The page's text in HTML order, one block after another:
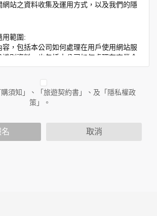
網站之資料收集及運用方式，以及我們的隱
用範圍:
容，包括本公司如何處理在用戶使用網站服
別資料，也包括本公司如何處理在商業合
分享的任何身份識別資料。隱私權保護政策
公司旗下網站上的廣告廠商連結，這些置
蒐集您個人的資料。對於您主動提供的個
廠商或連結網站有其個別的隱私權保護政
的聊天室或討論區中任意公開個人資料的行
電子郵件地址、聯絡方式及使用時間等。
須知」、「旅遊契約書」、及「隱私權政
策」。
取消